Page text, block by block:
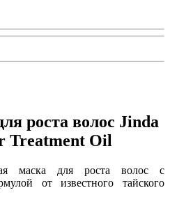
роста волос Jinda
Treatment Oil
маска для роста волос с
от известного тайского